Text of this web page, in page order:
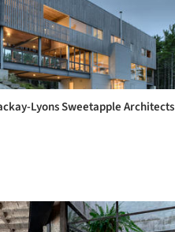
Lyons Sweetapple Architects